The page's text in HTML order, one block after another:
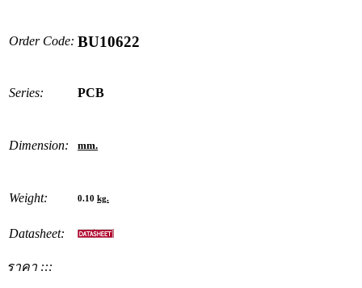
Order Code: BU10622
Series: PCB
Dimension: mm.
Weight: 0.10 kg.
Datasheet:
ราคา :::